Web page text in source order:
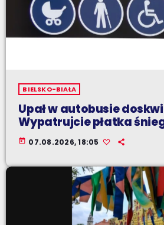
BIELSKO-BIAŁA
Upał w autobusie
Wypatrujcie płatka
today 07.08.2026, 18:05